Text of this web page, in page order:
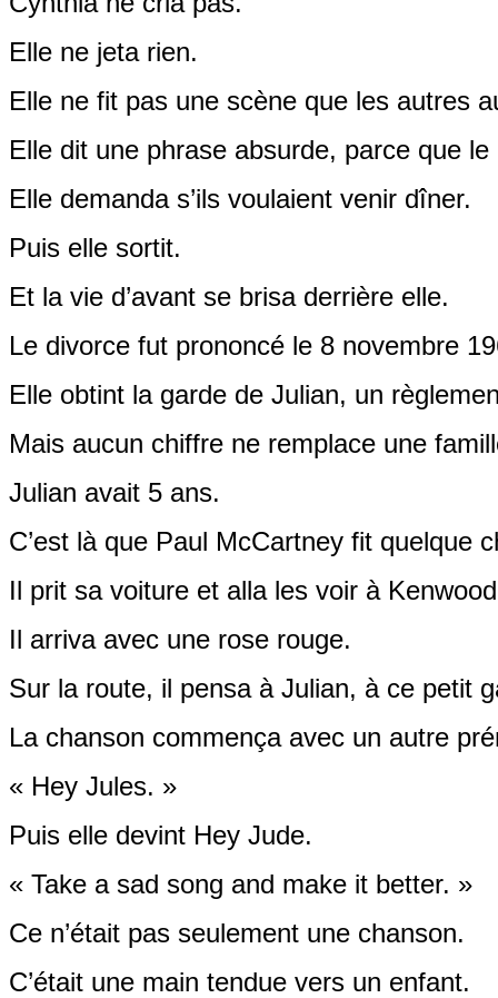
Elle ne jeta rien.
Elle ne fit pas une scène que les autres
Elle dit une phrase absurde, parce que
Elle demanda s’ils voulaient venir dîner.
Puis elle sortit.
Et la vie d’avant se brisa derrière elle.
Le divorce fut prononcé le 8 novembre
Elle obtint la garde de Julian, un
Mais aucun chiffre ne remplace une
Julian avait 5 ans.
C’est là que Paul McCartney fit quelque
Il prit sa voiture et alla les voir à
Il arriva avec une rose rouge.
Sur la route, il pensa à Julian, à ce petit
La chanson commença avec un autre
« Hey Jules. »
Puis elle devint Hey Jude.
« Take a sad song and make it better. »
Ce n’était pas seulement une chanson.
C’était une main tendue vers un enfant.